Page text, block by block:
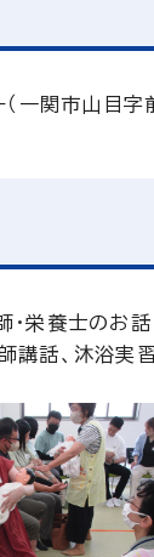
（一関市山目
・栄養士のお
講話、沐浴実